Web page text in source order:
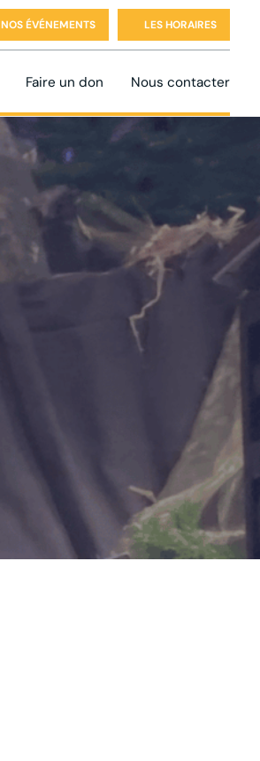
NOS ÉVÉNEMENTS LES HORAIRES
Faire un don Nous contacter